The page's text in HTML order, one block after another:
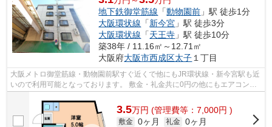
地下鉄御堂筋線 「動物園前 」駅 徒歩1分
大阪環状線 「新今宮 」駅 徒歩3分
大阪環状線 「天王寺 」駅 徒歩10分
築38年 / 11.16㎡～12.71㎡
大阪府大阪市西成区太子１丁目
大阪メトロ御堂筋線・動物園前駅すぐ近くで他にもJR環状線・新今宮駅も近
いので利用可能となっております。 敷金・礼金共に0円の他にもエアコン・
3.5万円 (管理費等：7,000円 )
敷金 0ヶ月 礼金 0ヶ月